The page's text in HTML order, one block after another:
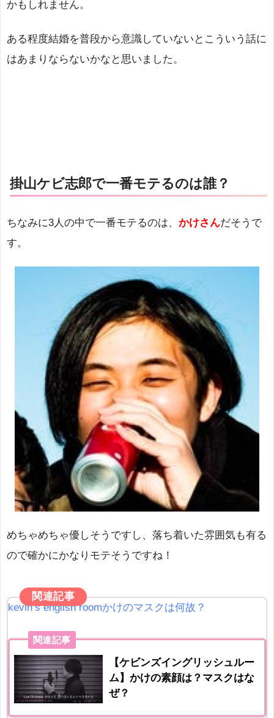
かもしれません。
ある程度結婚を普段から意識していないとこういう話に
はあまりならないかなと思いました。
掛山ケビ志郎で一番モテるのは誰？
ちなみに3人の中で一番モテるのは、 かけさんだそうで
す。
めちゃめちゃ優しそうですし、落ち着いた雰囲気も有る
ので確かにかなりモテそうですね！
関連記事
kevin’s english roomかけのマスクは何故？
関連記事
【ケビンズイングリッシュルー
ム】かけの素顔は？マスクはな
ぜ？